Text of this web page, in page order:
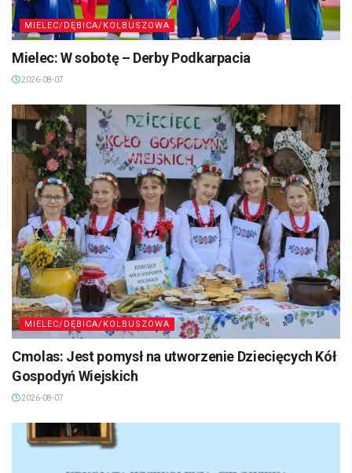
MIELEC/DĘBICA/KOLBUSZOWA
Mielec: W sobotę – Derby Podkarpacia
2026-08-07
MIELEC/DĘBICA/KOLBUSZOWA
Cmolas: Jest pomysł na utworzenie Dziecięcych Kół
Gospodyń Wiejskich
2026-08-07